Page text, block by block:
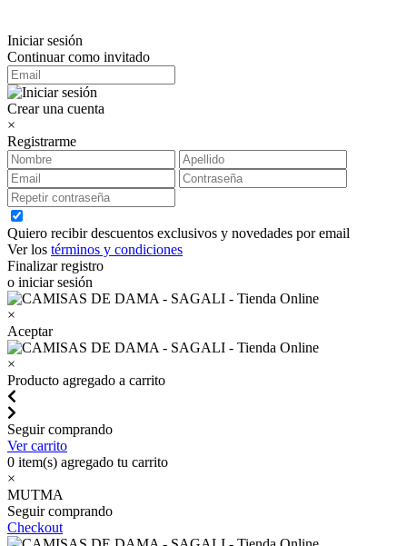
Iniciar sesión
Continuar como invitado
Crear una cuenta
×
Registrarme
Quiero recibir descuentos exclusivos y novedades por email
Ver los términos y condiciones
Finalizar registro
o iniciar sesión
×
Aceptar
×
Producto agregado a carrito
Seguir comprando
Ver carrito
0 item(s) agregado tu carrito
×
MUTMA
Seguir comprando
Checkout